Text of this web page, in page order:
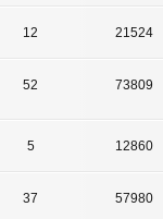
12 21524
52 73809
5 12860
37 57980